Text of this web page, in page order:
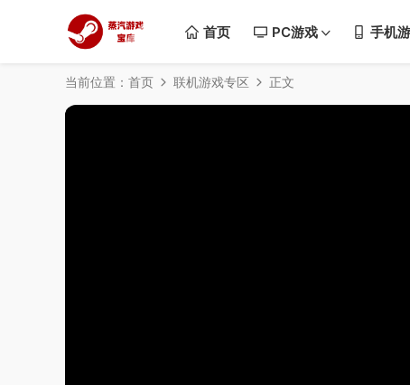
首页 PC游戏 手机
当前位置： 首页 联机游戏专区 正文
50% 75% 100%